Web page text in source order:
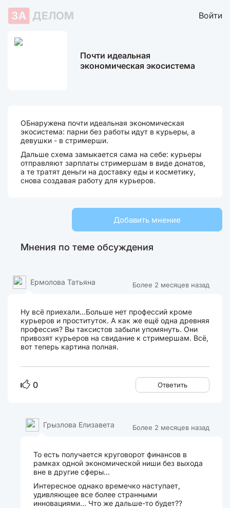
ЗА ДЕЛОМ Войти
Почти идеальная
экономическая экосистема
ОБнаружена почти идеальная экономическая
экосистема: парни без работы идут в курьеры, а
девушки - в стримерши.
Дальше схема замыкается сама на себе: курьеры
отправляют зарплаты стримершам в виде донатов,
а те тратят деньги на доставку еды и косметику,
снова создавая работу для курьеров.
Добавить мнение
Мнения по теме обсуждения
Более 2 месяцев назад
Ермолова Татьяна
Ну всё приехали...Больше нет профессий кроме
курьеров и проституток. А как же ещё одна древняя
профессия? Вы таксистов забыли упомянуть. Они
привозят курьеров на свидание к стримершам. Всё,
вот теперь картина полная.
0 Ответить
Более 2 месяцев назад
Грызлова Елизавета
То есть получается круговорот финансов в
рамках одной экономической ниши без выхода
вне в другие сферы...
Интересное однако времечко наступает,
удивляющее все более странными
инновациями... Что же дальше-то будет??